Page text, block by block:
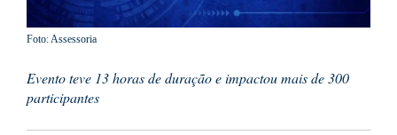
Foto: Assessoria
Evento teve 13 horas de duração e impactou mais de 300
participantes